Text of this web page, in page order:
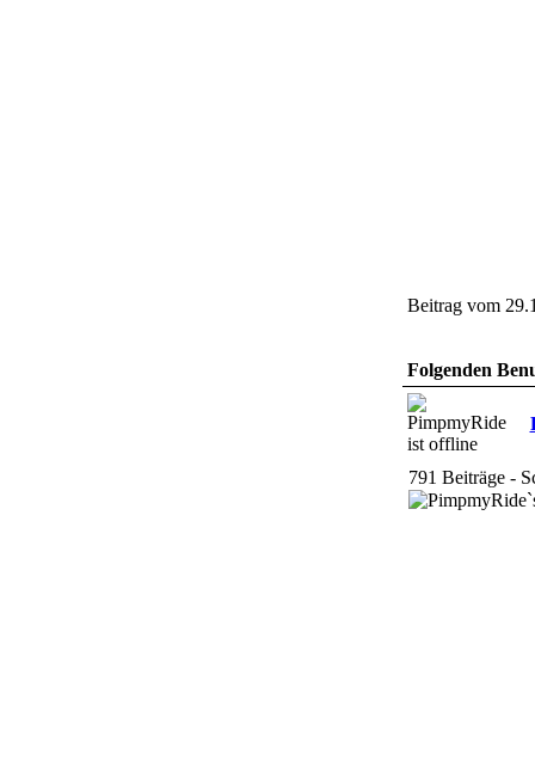
Beitrag vom
Folgenden
791 Beiträge -